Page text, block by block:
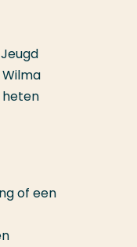
heten
of een